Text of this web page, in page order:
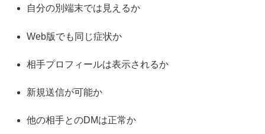
自分の別端末では見えるか
Web版でも同じ症状か
相手プロフィールは表示されるか
新規送信が可能か
他の相手とのDMは正常か